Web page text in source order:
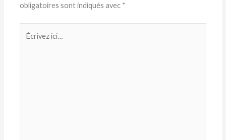
obligatoires sont indiqués avec *